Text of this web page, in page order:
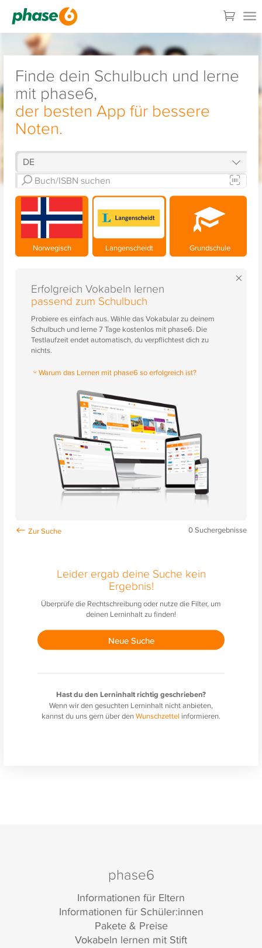
Finde dein Schulbuch und lerne
mit phase6,
der besten App für bessere
Noten.
Norwegisch Langenscheidt Grundschule
×
Erfolgreich Vokabeln lernen
passend zum Schulbuch
Probiere es einfach aus. Wähle das Vokabular zu deinem
Schulbuch und lerne 7 Tage kostenlos mit phase6. Die
Testlaufzeit endet automatisch, du verpflichtest dich zu
nichts.
Warum das Lernen mit phase6 so erfolgreich ist?
0Suchergebnisse
Leider ergab deine Suche kein
Ergebnis!
Überprüfe die Rechtschreibung oder nutze die Filter, um
deinen Lerninhalt zu finden!
Neue Suche
Hast du den Lerninhalt richtig geschrieben?
Wenn wir den gesuchten Lerninhalt nicht anbieten,
kannst du uns gern über denWunschzettel informieren.
phase6
Informationen für Eltern
Informationen für Schüler:innen
Pakete & Preise
Vokabeln lernen mit Stift